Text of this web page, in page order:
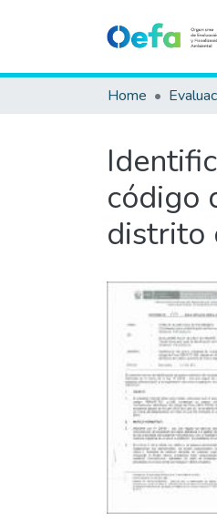
Home
código
distrito